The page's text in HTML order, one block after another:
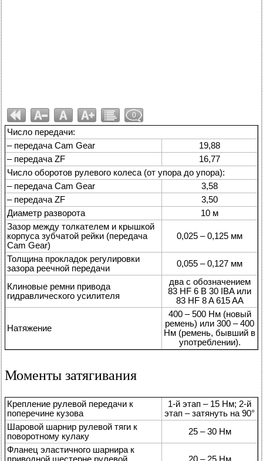
0
Число передачи:
– передача Cam Gear
19,88
– передача ZF
16,77
Число оборотов рулевого колеса (от упора до упора):
– передача Cam Gear
3,58
– передача ZF
3,50
Диаметр разворота
10 м
Зазор между толкателем и крышкой
корпуса зубчатой рейки (передача
Cam Gear)
0,025 – 0,125 мм
Толщина прокладок регулировки
зазора реечной передачи
0,055 – 0,127 мм
Клиновые ремни привода
гидравлического усилителя
два с обозначением
83 HF 6 B 30 IBA или
83 HF 8 A 615 AA
Натяжение
400 – 500 Нм (новый
ремень) или 300 – 400
Нм (ремень, бывший в
употреблении).
Моменты затягивания
Крепление рулевой передачи к
поперечине кузова
1-й этап – 15 Нм; 2-й
этап – затянуть на 90°
Шаровой шарнир рулевой тяги к
поворотному кулаку
25 – 30 Нм
Фланец эластичного шарнира к
приводной шестерне рулевой
20 – 25 Нм